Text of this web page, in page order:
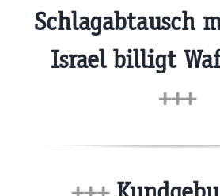
Schlagabtausch
Israel billigt
+++